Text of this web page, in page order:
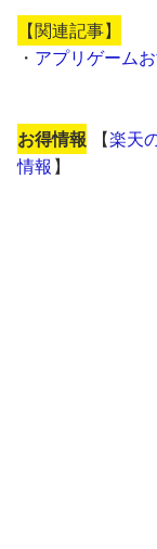
【関連記事】
・ アプリゲーム
お得情報 【楽天
情報 】